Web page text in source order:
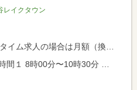
イクタウン
算額）、パート求人の場合は時間額を表示しています。